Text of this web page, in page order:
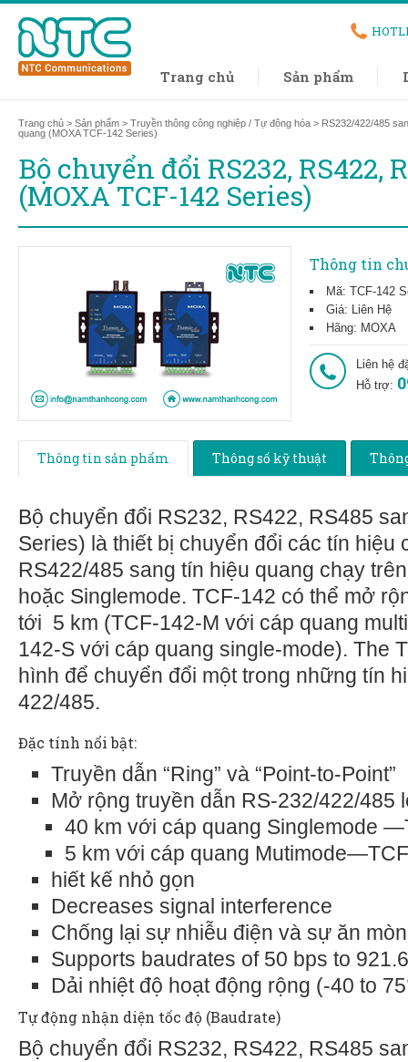
Trang chủ Sản phẩm
Trang chủ > Sản phẩm > Truyền thông công nghiệp / Tự động hóa > RS232/422/485
quang (MOXA TCF-142 Series)
Bộ chuyển đổi RS232, RS422,
(MOXA TCF-142 Series)
Thông tin
Mã: TCF-142
Giá: Liên Hệ
Hãng: MOXA
Liên hệ
Hỗ trợ:
Thông tin sản phẩm Thông số kỹ thuật
Bộ chuyển đổi RS232, RS422, RS485
Series) là thiết bị chuyển đổi các tín hiệu
RS422/485 sang tín hiệu quang chạy
hoặc Singlemode. TCF-142 có thể mở
tới 5 km (TCF-142-M với cáp quang
142-S với cáp quang single-mode). The
hình để chuyển đổi một trong những tín
422/485.
Đặc tính nổi bật:
Truyền dẫn “Ring” và “Point-to-Point”
Mở rộng truyền dẫn RS-232/422/485
40 km với cáp quang Singlemode
5 km với cáp quang
hiết kế nhỏ gọn
Decreases signal interference
Chống lại sự nhiễu điện và sự ăn
Supports baudrates of 50 bps to
Dải nhiệt độ hoạt động rộng (-40 to
Tự động nhận diện tốc độ (Baudrate)
Bộ chuyển đổi RS232, RS422, RS485